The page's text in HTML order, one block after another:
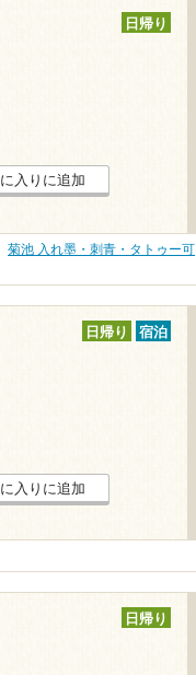
日帰り
入りに追加
菊池 入れ墨・刺青・タトゥー可
日帰り 宿泊
入りに追加
日帰り